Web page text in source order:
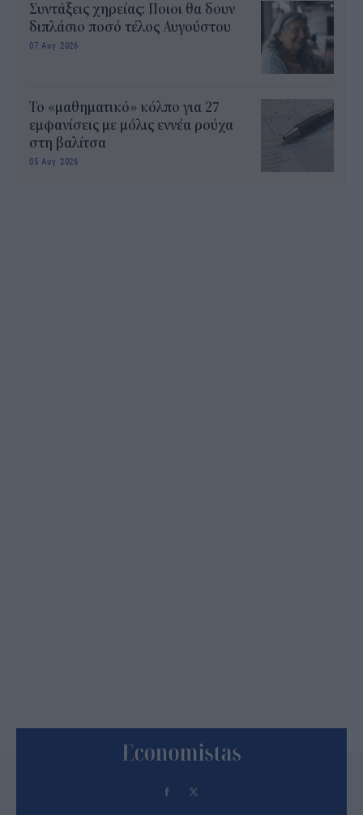
Συντάξεις χηρείας: Ποιοι θα δουν
διπλάσιο ποσό τέλος Αυγούστου
07 Αυγ 2026
Το «μαθηματικό» κόλπο για 27
εμφανίσεις με μόλις εννέα ρούχα
στη βαλίτσα
05 Αυγ 2026